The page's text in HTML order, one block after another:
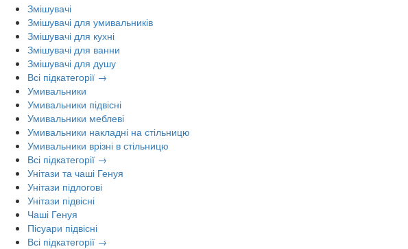
Змішувачі
Змішувачі для умивальників
Змішувачі для кухні
Змішувачі для ванни
Змішувачі для душу
Всі підкатегорії →
Умивальники
Умивальники підвісні
Умивальники меблеві
Умивальники накладні на стільницю
Умивальники врізні в стільницю
Всі підкатегорії →
Унітази та чаші Генуя
Унітази підлогові
Унітази підвісні
Чаші Генуя
Пісуари підвісні
Всі підкатегорії →